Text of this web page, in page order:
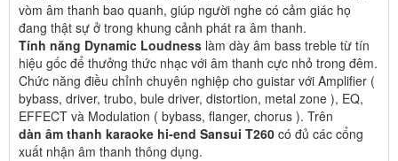
vòm âm thanh bao quanh, giúp người nghe có cảm giác họ
đang thật sự ở trong khung cảnh phát ra âm thanh.
Tính năng Dynamic Loudness làm dày âm bass treble từ tín
hiệu gốc để thưởng thức nhạc với âm thanh cực nhỏ trong đêm.
Chức năng điều chỉnh chuyên nghiệp cho guistar với Amplifier (
bybass, driver, trubo, bule driver, distortion, metal zone ), EQ,
EFFECT và Modulation ( bybass, flanger, chorus ). Trên
dàn âm thanh karaoke hi-end Sansui T260 có đủ các cổng
xuất nhận âm thanh thông dụng.